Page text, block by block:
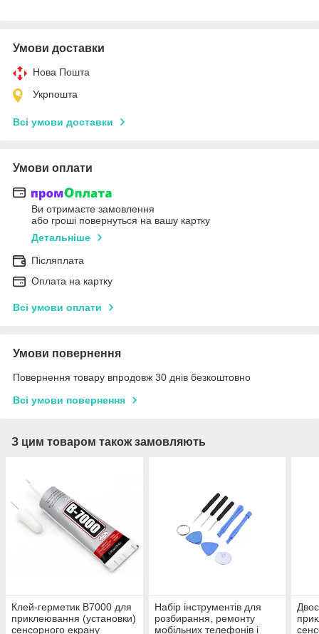
Умови доставки
Нова Пошта
Укрпошта
Всі умови доставки
Умови оплати
Ви отримаєте замовлення
або гроші повернуться на вашу картку
Детальніше
Післяплата
Оплата на картку
Всі умови оплати
Умови повернення
Повернення товару впродовж 30 днів безкоштовно
Всі умови повернення
З цим товаром також замовляють
Клей-герметик B7000 для
приклеювання (установки)
сенсорного екрану
Набір інструментів для
розбирання, ремонту
мобільних телефонів і